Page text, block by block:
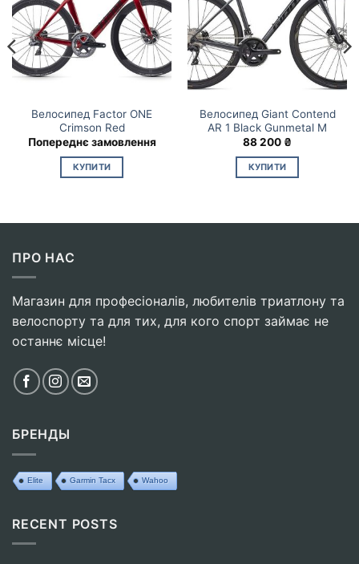
Велосипед Factor ONE
Crimson Red
Попереднє замовлення
КУПИТИ
Велосипед Giant Contend
AR 1 Black Gunmetal M
88 200 ₴
КУПИТИ
ПРО НАС
Магазин для професіоналів, любителів триатлону та
велоспорту та для тих, для кого спорт займає не
останнє місце!
БРЕНДЫ
Elite Garmin Tacx Wahoo
RECENT POSTS